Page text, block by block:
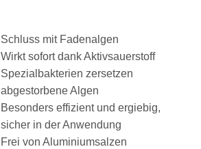
Schluss mit Fadenalgen
Wirkt sofort dank Aktivsauerstoff
Spezialbakterien zersetzen
abgestorbene Algen
Besonders effizient und ergiebig,
sicher in der Anwendung
Frei von Aluminiumsalzen